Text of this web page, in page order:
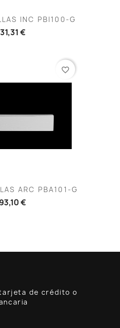
INC PBI100-G
€
ARC PBA101-G
€
favorite_border
de crédito o